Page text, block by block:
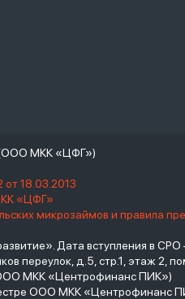
(ООО МКК «ЦФГ»)
18.03.2013
«ЦФГ»
микрозаймов и правила
Дата вступления в СРО –
переулок, д.5, стр.1, этаж 2,
МКК «Центрофинанс ПИК»)
ООО МКК «Центрофинанс